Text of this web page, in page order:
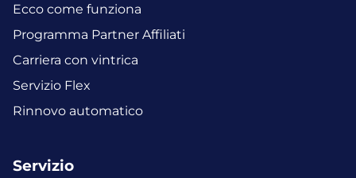
Ecco come funziona
Programma Partner Affiliati
Carriera con vintrica
Servizio Flex
Rinnovo automatico
Servizio